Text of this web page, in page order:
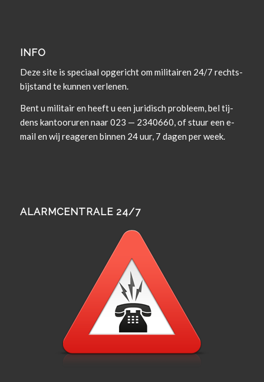
INFO
Deze site is spe­ci­aal opgericht om militairen 24/7 rechts­
bi­j­s­tand te kun­nen verlenen.
Bent u militair en heeft u een juridisch prob­leem, bel tij­
dens kan­tooruren naar 023 — 2340660, of stuur een e-
mail en wij rea­geren bin­nen 24 uur, 7 dagen per week.
ALARMCENTRALE 24/7